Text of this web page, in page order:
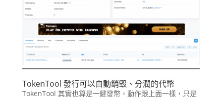
TokenTool 發行可以自動銷毀、分潤的代幣
TokenTool 其實也算是一鍵發幣，動作跟上面一樣，只是